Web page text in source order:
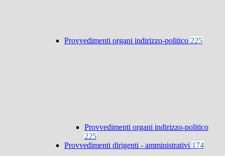
Provvedimenti organi indirizzo-politico 225
Provvedimenti organi indirizzo-politico
225
Provvedimenti dirigenti - amministrativi 174